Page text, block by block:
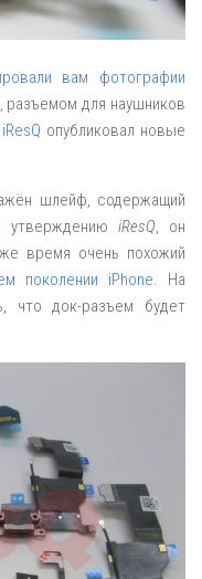
вам фотографии
для наушников
iResQ опубликовал новые
шлейф, содержащий
утверждениюiResQ , он
время очень похожий
поколении iPhone . На
что док-разъем будет